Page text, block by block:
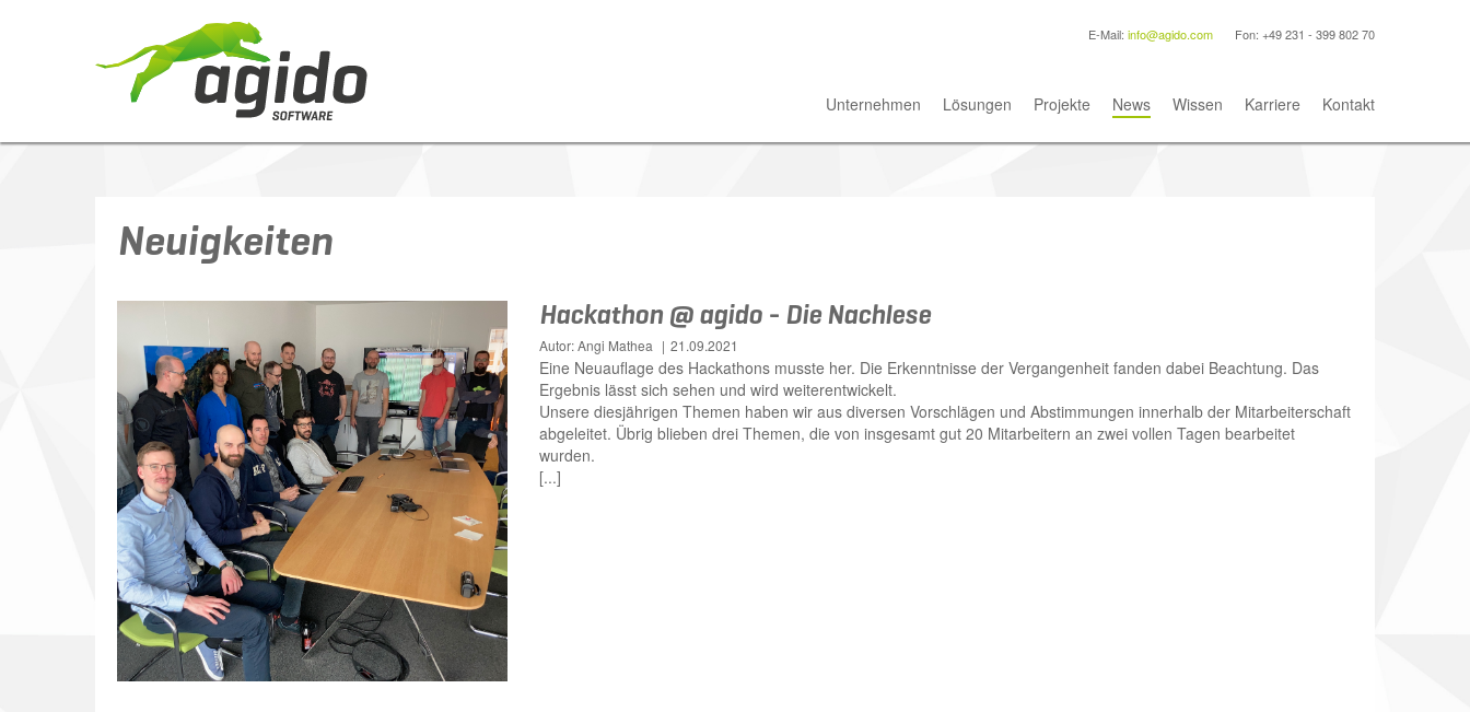
E-Mail: info@agido.com Fon: +49 231 - 399 802 70
Unternehmen Lösungen Projekte News Wissen Karriere Kontakt
Neuigkeiten
Hackathon @ agido - Die Nachlese
Autor: Angi Mathea 21.09.2021
Eine Neuauflage des Hackathons musste her. Die Erkenntnisse der Vergangenheit fanden dabei Beachtung. Das
Ergebnis lässt sich sehen und wird weiterentwickelt.
Unsere diesjährigen Themen haben wir aus diversen Vorschlägen und Abstimmungen innerhalb der Mitarbeiterschaft
abgeleitet. Übrig blieben drei Themen, die von insgesamt gut 20 Mitarbeitern an zwei vollen Tagen bearbeitet
wurden.
[...]